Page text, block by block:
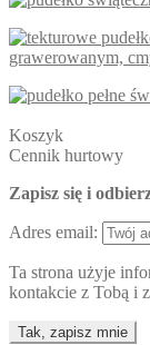
Koszyk
Cennik hurtowy
Zapisz się i
Adres email:
Ta strona użyje
kontakcie z Tobą i